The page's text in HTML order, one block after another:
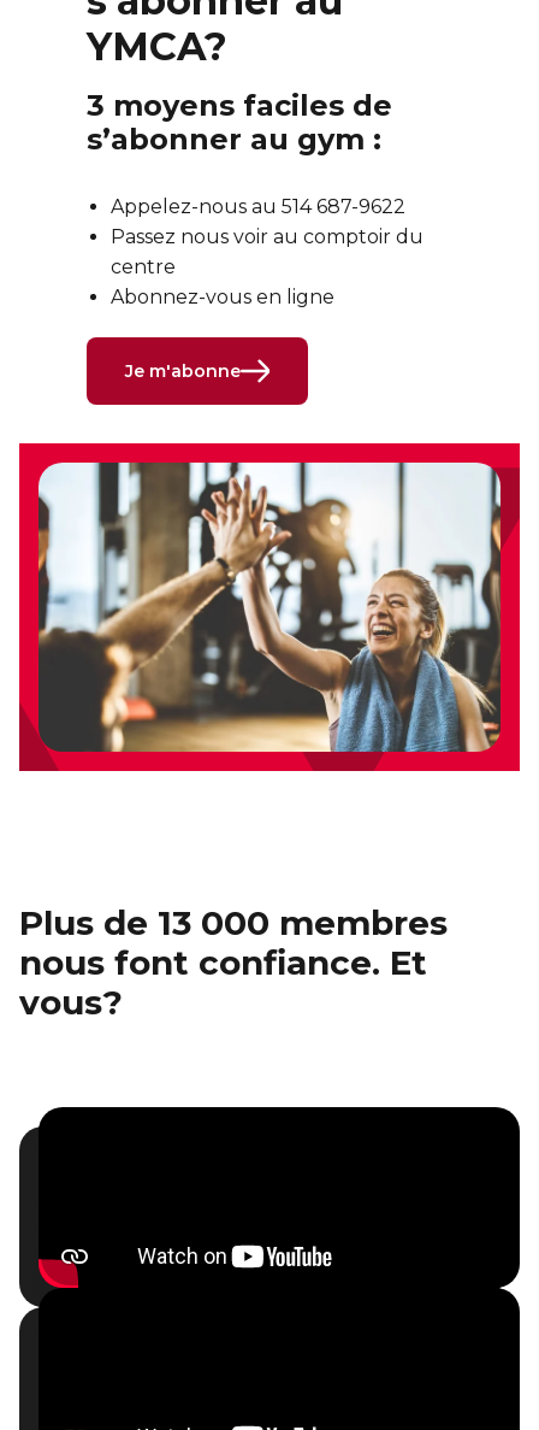
YMCA?
3 moyens faciles de
s’abonner au gym :
Appelez-nous au 514 687-9622
Passez nous voir au comptoir du
centre
Abonnez-vous en ligne
Je m'abonne
Plus de 13 000 membres
nous font confiance. Et
vous?